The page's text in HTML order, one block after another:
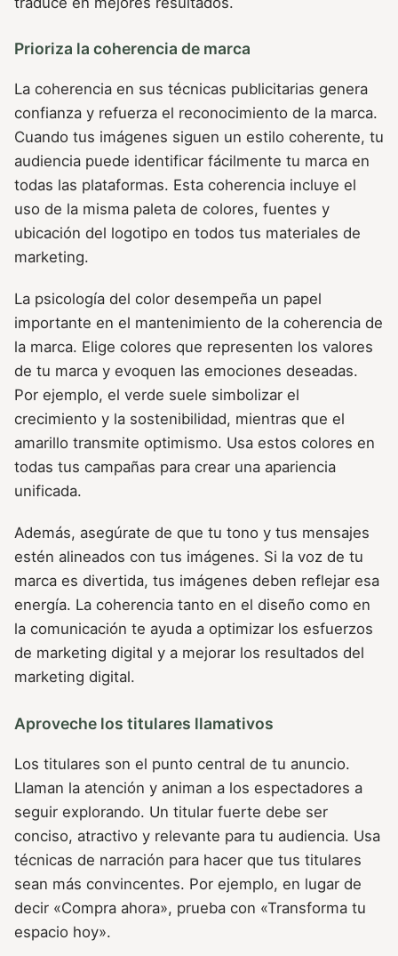
Prioriza la coherencia de marca
La coherencia en sus técnicas publicitarias genera
confianza y refuerza el reconocimiento de la marca.
Cuando tus imágenes siguen un estilo coherente, tu
audiencia puede identificar fácilmente tu marca en
todas las plataformas. Esta coherencia incluye el
uso de la misma paleta de colores, fuentes y
ubicación del logotipo en todos tus materiales de
marketing.
La psicología del color desempeña un papel
importante en el mantenimiento de la coherencia de
la marca. Elige colores que representen los valores
de tu marca y evoquen las emociones deseadas.
Por ejemplo, el verde suele simbolizar el
crecimiento y la sostenibilidad, mientras que el
amarillo transmite optimismo. Usa estos colores en
todas tus campañas para crear una apariencia
unificada.
Además, asegúrate de que tu tono y tus mensajes
estén alineados con tus imágenes. Si la voz de tu
marca es divertida, tus imágenes deben reflejar esa
energía. La coherencia tanto en el diseño como en
la comunicación te ayuda a optimizar los esfuerzos
de marketing digital y a mejorar los resultados del
marketing digital.
Aproveche los titulares llamativos
Los titulares son el punto central de tu anuncio.
Llaman la atención y animan a los espectadores a
seguir explorando. Un titular fuerte debe ser
conciso, atractivo y relevante para tu audiencia. Usa
técnicas de narración para hacer que tus titulares
sean más convincentes. Por ejemplo, en lugar de
decir «Compra ahora», prueba con «Transforma tu
espacio hoy».